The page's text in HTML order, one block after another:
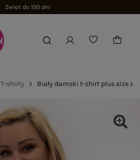
Zwrot do 100 dni
T-shirty Biały damski t-shirt plus size z